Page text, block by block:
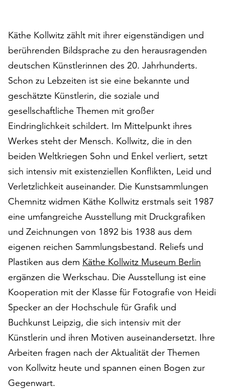
akzeptieren“,
um
alle
Cookies
zu
akzeptieren.
Sie
können
Ihr
Einverständnis
jederzeit
ändern
und
widerrufen.
Dafür
steht
Ihnen
am
Ende
der
Seite
die
Schaltfläche
„Cookie-
Einstellungen“
zur
Verfügung.
Funktionale
Cookies
werden
auch
Käthe Kollwitz zählt mit ihrer eigenständigen und
berührenden Bildsprache zu den herausragenden
deutschen Künstlerinnen des 20. Jahrhunderts.
Schon zu Lebzeiten ist sie eine bekannte und
geschätzte Künstlerin, die soziale und
gesellschaftliche Themen mit großer
Eindringlichkeit schildert. Im Mittelpunkt ihres
Werkes steht der Mensch. Kollwitz, die in den
beiden Weltkriegen Sohn und Enkel verliert, setzt
sich intensiv mit existenziellen Konflikten, Leid und
Verletzlichkeit auseinander. Die Kunstsammlungen
Chemnitz widmen Käthe Kollwitz erstmals seit 1987
eine umfangreiche Ausstellung mit Druckgrafiken
und Zeichnungen von 1892 bis 1938 aus dem
eigenen reichen Sammlungsbestand. Reliefs und
Plastiken aus dem Käthe Kollwitz Museum Berlin
ergänzen die Werkschau. Die Ausstellung ist eine
Kooperation mit der Klasse für Fotografie von Heidi
Specker an der Hochschule für Grafik und
Buchkunst Leipzig, die sich intensiv mit der
Künstlerin und ihren Motiven auseinandersetzt. Ihre
Arbeiten fragen nach der Aktualität der Themen
von Kollwitz heute und spannen einen Bogen zur
Gegenwart.